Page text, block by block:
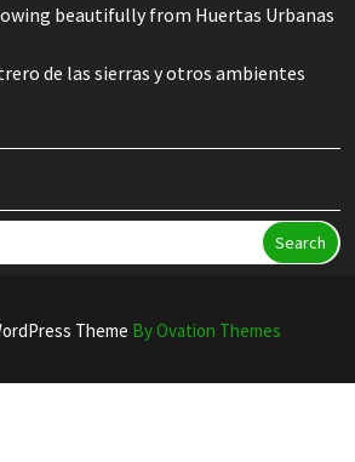
beautifully from Huertas Urbanas
de las sierras y otros ambientes
Search
Theme By Ovation Themes